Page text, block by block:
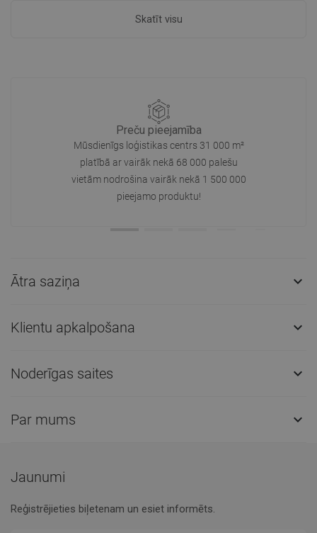
Skatīt visu
Preču pieejamība
Mūsdienīgs loģistikas centrs 31 000 m²
platībā ar vairāk nekā 68 000 palešu
vietām nodrošina vairāk nekā 1 500 000
pieejamo produktu!
Ātra saziņa 
Klientu apkalpošana 
Noderīgas saites 
Par mums 
Jaunumi
Reģistrējieties biļetenam un esiet informēts.